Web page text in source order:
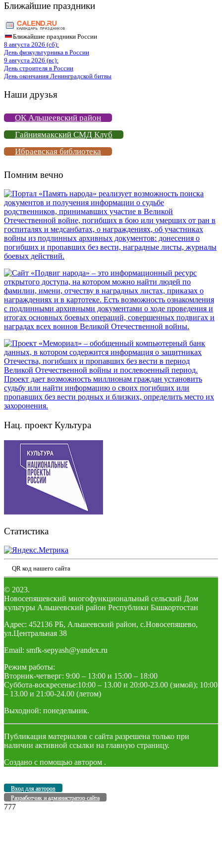
Ближайшие праздники
Ближайшие праздники России
8 августа 2026 (сб):
День физкультурника в России
9 августа 2026 (вс):
День строителя в России
День окончания Ленинградской битвы
Наши друзья
ОК Альшеевский район
Гайниямакский СМД Клуб
Ибраевская библиотека
Помним вечно
Нац. проект Культура
Статистика
QR код нашего сайта
© 2023.
Новосепяшевский многофункциональный сельский Дом
культуры Альшеевский район Республики Башкортостан
Адрес: 452136 РБ, Альшеевский район, с.Новосепяшево,
ул.Центральная 38
Email: smfk-sepyash@yandex.ru
Режим работы:
Вторник-четверг: 9:00 – 13:00 и 15:00 – 18:00
Суббота-воскресенье:10:00 – 13.00 и 20:00-23.00 (зимой); 10:00
– 13.00 и 21:00-24.00 (летом)
Выходной: понедельник.
Публикация материалов с сайта разрешена только при
наличии активной ссылки на главную страницу.
Создано с помощью автором .
Вход для авторов
Разработчик и администратор сайта
777